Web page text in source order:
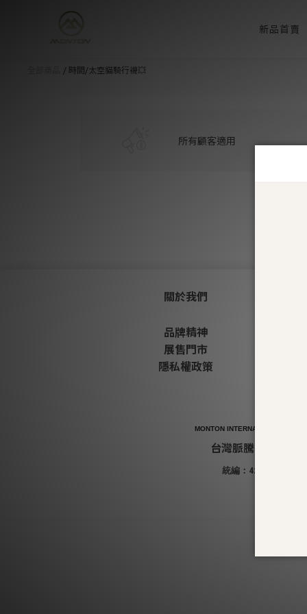
新品首賣
時間/太空貓騎行襪💥
所有顧客適用
關於我們
品牌精神
展售門市
隱私權政策
MONTON INTERNATIONAL CO.,
台灣脈騰有限公司
統編：42870556